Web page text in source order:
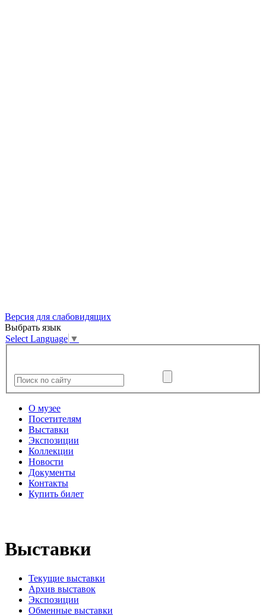
Версия для слабовидящих
Выбрать язык
Select Language ▼
О музее
Посетителям
Выставки
Экспозиции
Коллекции
Новости
Документы
Контакты
Купить билет
Выставки
Текущие выставки
Архив выставок
Экспозиции
Обменные выставки